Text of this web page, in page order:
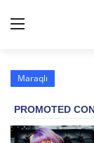
Haqqımızda
Maraqlı